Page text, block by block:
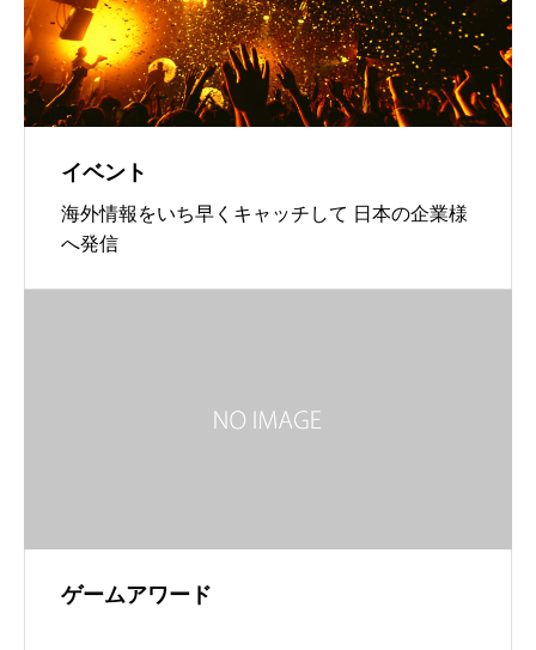
イベント
海外情報をいち早くキャッチして 日本の企業様
へ発信
ゲームアワード